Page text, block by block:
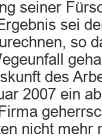
seiner
sei
so
des
2007 ein
nicht mehr